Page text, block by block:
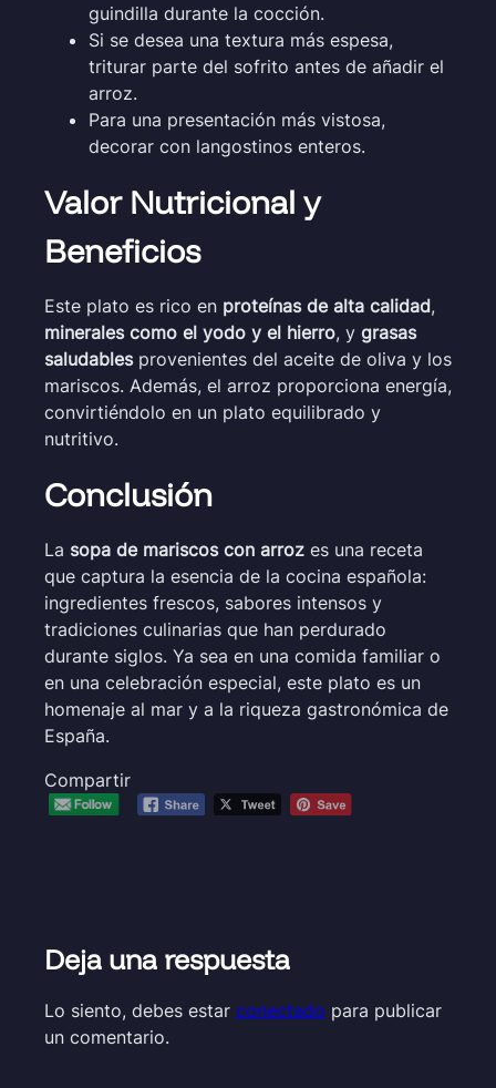
guindilla durante la cocción.
Si se desea una textura más espesa,
triturar parte del sofrito antes de añadir el
arroz.
Para una presentación más vistosa,
decorar con langostinos enteros.
Valor Nutricional y
Beneficios
Este plato es rico en proteínas de alta calidad,
minerales como el yodo y el hierro, y grasas
saludablesprovenientes del aceite de oliva y los
mariscos. Además, el arroz proporciona energía,
convirtiéndolo en un plato equilibrado y
nutritivo.
Conclusión
La sopa de mariscos con arroz es una receta
que captura la esencia de la cocina española:
ingredientes frescos, sabores intensos y
tradiciones culinarias que han perdurado
durante siglos. Ya sea en una comida familiar o
en una celebración especial, este plato es un
homenaje al mar y a la riqueza gastronómica de
España.
Compartir
Deja una respuesta
Lo siento, debes estar conectado para publicar
un comentario.